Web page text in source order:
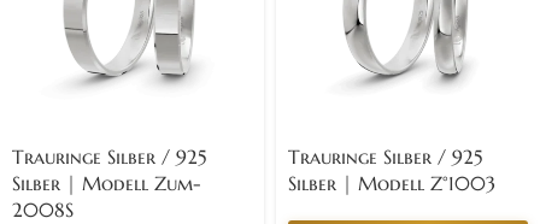
Trauringe Silber / 925
Silber | Modell Zum-
2008S
Trauringe Silber / 925
Silber | Modell Z°1003